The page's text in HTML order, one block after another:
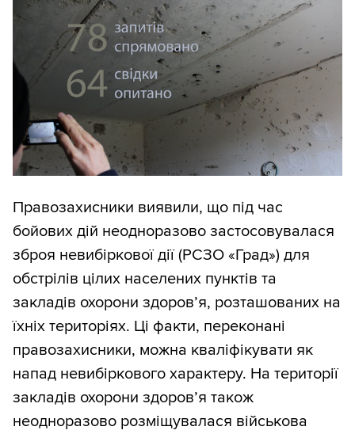
Правозахисники виявили, що під час
бойових дій неодноразово застосовувалася
зброя невибіркової дії (РСЗО «Град») для
обстрілів цілих населених пунктів та
закладів охорони здоров’я, розташованих на
їхніх територіях. Ці факти, переконані
правозахисники, можна кваліфікувати як
напад невибіркового характеру. На території
закладів охорони здоров’я також
неодноразово розміщувалася військова